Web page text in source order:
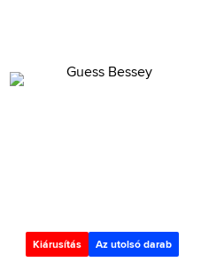
Kiárusítás Az utolsó darab